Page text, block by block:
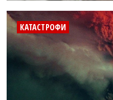
КАТАСТРОФИ